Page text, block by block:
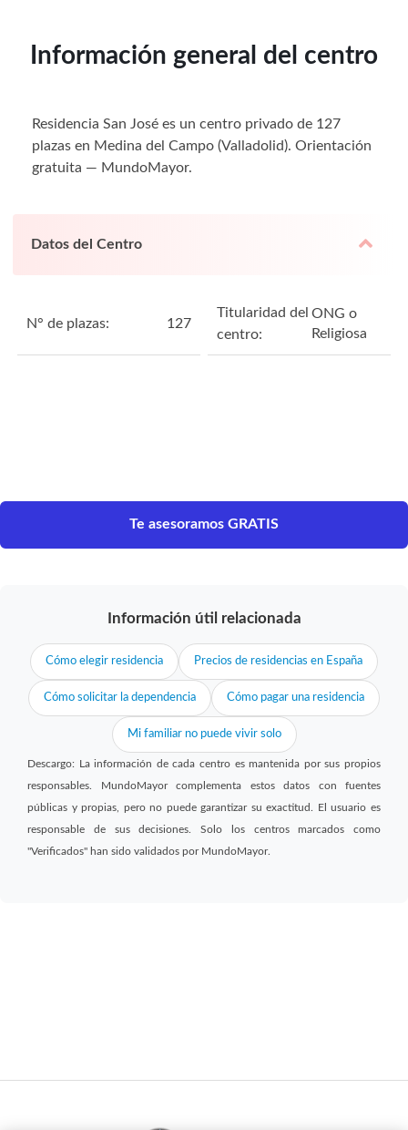
Información general del centro
Residencia San José es un centro privado de 127
plazas en Medina del Campo (Valladolid). Orientación
gratuita — MundoMayor.
Datos del Centro
N° de plazas: 127
Titularidad del
centro:
ONG o
Religiosa
Te asesoramos GRATIS
Información útil relacionada
Cómo elegir residencia Precios de residencias en España
Cómo solicitar la dependencia Cómo pagar una residencia
Mi familiar no puede vivir solo
Descargo: La información de cada centro es mantenida por sus propios
responsables. MundoMayor complementa estos datos con fuentes
públicas y propias, pero no puede garantizar su exactitud. El usuario es
responsable de sus decisiones. Solo los centros marcados como
"Verificados" han sido validados por MundoMayor.